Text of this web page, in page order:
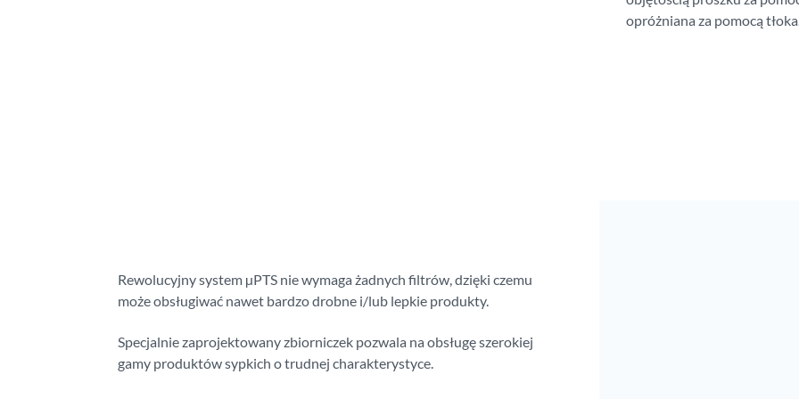
opróżniana za pomocą
Rewolucyjny system µPTS nie wymaga żadnych filtrów, dzięki czemu
może obsługiwać nawet bardzo drobne i/lub lepkie produkty.
Specjalnie zaprojektowany zbiorniczek pozwala na obsługę szerokiej
gamy produktów sypkich o trudnej charakterystyce.